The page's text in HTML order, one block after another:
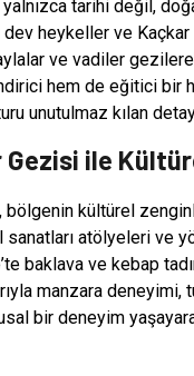
tarihi değil,
dev heykeller ve
ve vadiler
hem de eğitici bir
unutulmaz kılan
ile
kültürel
sanatları atölyeleri ve
baklava ve kebap
manzara
bir deneyim